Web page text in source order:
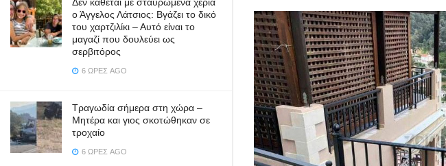
ο Άγγελος Λάτσιος: Βγάζει το δικό
του χαρτζιλίκι – Αυτό είναι το
μαγαζί που δουλεύει ως
σερβιτόρος
6 ΏΡΕΣ AGO
Τραγωδία σήμερα στη χώρα –
Μητέρα και γιος σκοτώθηκαν σε
τροχαίο
6 ΏΡΕΣ AGO